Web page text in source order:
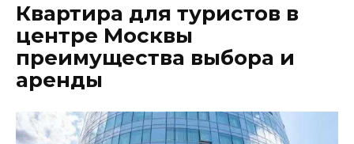
Квартира для туристов в
центре Москвы
преимущества выбора и
аренды